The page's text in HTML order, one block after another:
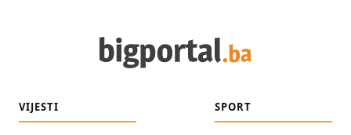
VIJESTI SPORT